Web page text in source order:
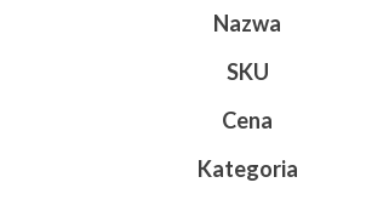
Nazwa
SKU
Cena
Kategoria